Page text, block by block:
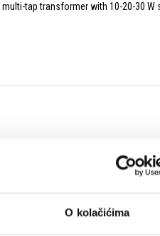
O kolačićima
multi-tap transformer with 10-20-30 W
neodymium dome tweeter for